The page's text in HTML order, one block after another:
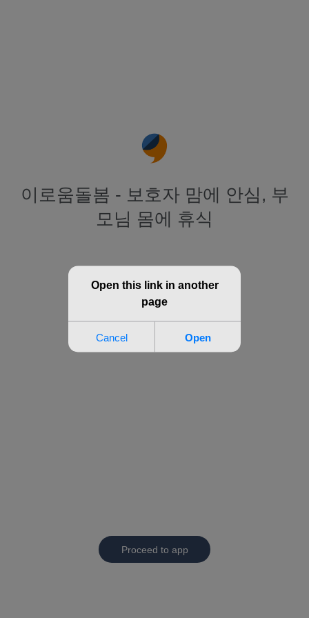
이로움돌봄 - 보호자 맘에 안심, 부
모님 몸에 휴식
Proceed to app